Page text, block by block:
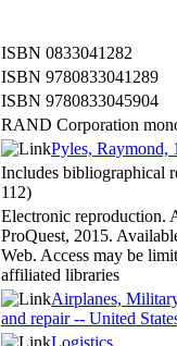
ISBN 0833041282
ISBN 9780833041289
ISBN 9780833045904
RAND Corporation
Pyles, Raymond,
Includes bibliographical
112)
Electronic reproduction.
ProQuest, 2015.
Web. Access may be
affiliated libraries
Airplanes,
and repair -- United
Logistics